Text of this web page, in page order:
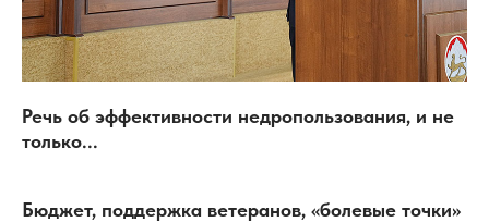
Речь об эффективности недропользования, и не
только...
Бюджет, поддержка ветеранов, «болевые точки»